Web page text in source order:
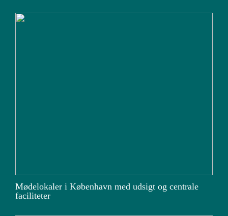
Mødelokaler i København med udsigt og centrale
faciliteter